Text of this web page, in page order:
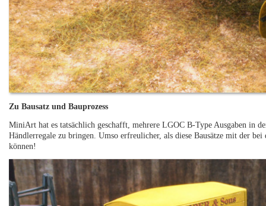
Zu Bausatz und Bauprozess
MiniArt hat es tatsächlich geschafft, mehrere LGOC B-Type Ausgaben in
Händlerregale zu bringen. Umso erfreulicher, als diese Bausätze mit der
können!